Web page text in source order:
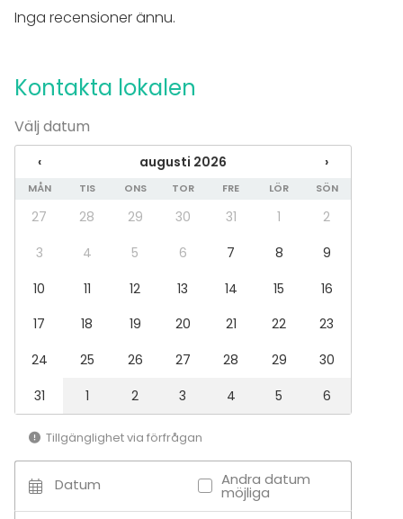
Bröllop
Möte
Konferens
Julbord / Julfest
Företagsevent
Företagsfest
Anpassningsbar lokal
Bar / Lounge
Inga recensioner ännu.
Kontakta lokalen
Välj datum
‹ augusti 2026 ›
MÅN TIS ONS TOR FRE LÖR SÖN
27 28 29 30 31 1
2
3
4 5 6 7 8
9
10
11 12 13 14 15
16
17
18 19 20 21 22
23
24
25 26 27 28 29
30
31
1 2 3 4 5 6
Tillgänglighet via förfrågan
Datum Andra datum
möjliga